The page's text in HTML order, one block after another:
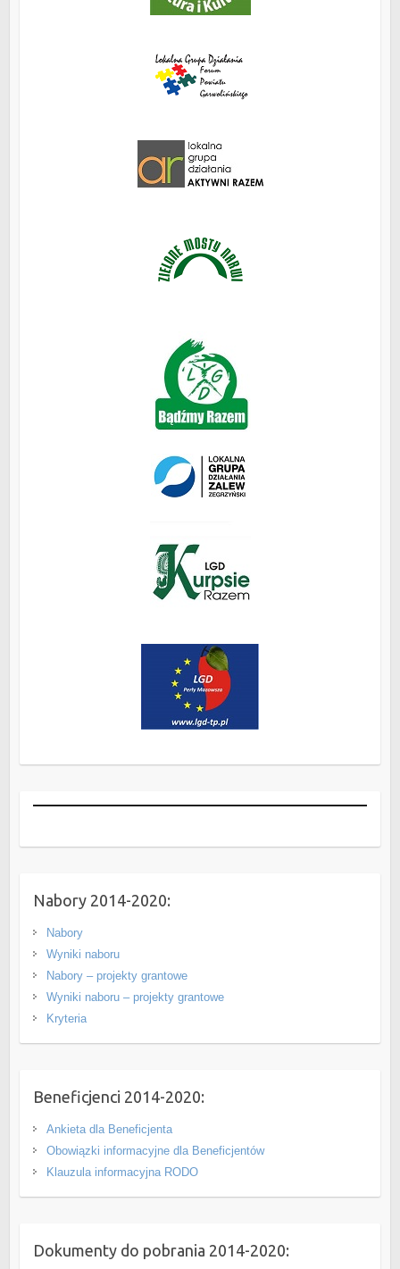
Nabory 2014-2020:
Nabory
Wyniki naboru
Nabory – projekty grantowe
Wyniki naboru – projekty grantowe
Kryteria
Beneficjenci 2014-2020:
Ankieta dla Beneficjenta
Obowiązki informacyjne dla Beneficjentów
Klauzula informacyjna RODO
Dokumenty do pobrania 2014-2020: